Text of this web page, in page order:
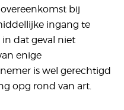
bij
ingang te
dat geval niet
enige
is wel gerechtigd
opg rond van art.